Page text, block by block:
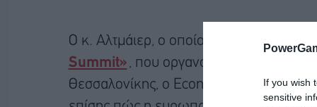
If you wish
sensitive
Ο κ. Αλτμάιερ, ο οποίος θα συμμετάσχει
Summit» , που οργανώνουν δύο 24ωρα
Θεσσαλονίκης, ο Economist και το